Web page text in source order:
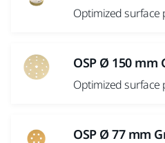
Optimized surface
OSP Ø 150 mm
Optimized surface
OSP Ø 77 mm